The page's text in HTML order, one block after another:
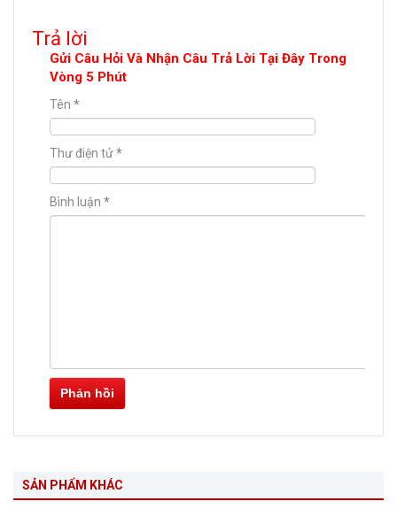
Trả lời
Gửi Câu Hỏi Và Nhận Câu Trả Lời Tại Đây Trong
Vòng 5 Phút
Tên *
Thư điện tử*
Bình luận *
Phản hồi
SẢN PHẨM KHÁC